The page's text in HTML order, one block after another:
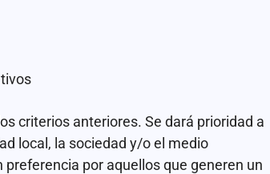
criterios anteriores. Se dará prioridad a
local, la sociedad y/o el medio
por aquellos que generen un